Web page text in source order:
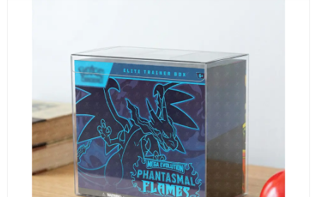
http://xybp.tmall.com http://wzxybp.1688.com
QQ邮箱